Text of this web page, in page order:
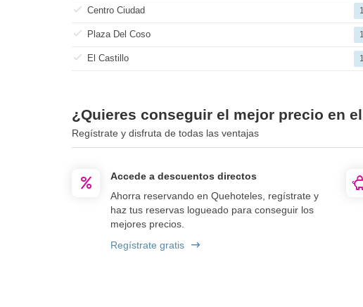
Centro Ciudad
Plaza Del Coso
El Castillo
¿Quieres conseguir el mejor precio en
Regístrate y disfruta de todas las ventajas
Accede a descuentos directos
Ahorra reservando en Quehoteles, regístrate y
haz tus reservas logueado para conseguir los
mejores precios.
Regístrate gratis